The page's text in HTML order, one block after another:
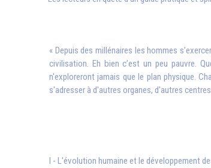
« Depuis des millénaires les hommes
civilisation. Eh bien c’est un peu pauvre.
n'exploreront jamais que le plan physique.
s'adresser à d'autres organes, d'autres
I - L'évolution humaine et le développement